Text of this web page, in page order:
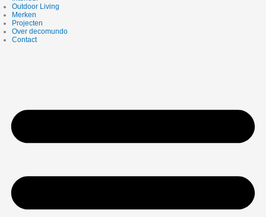
Outdoor Living
Merken
Projecten
Over decomundo
Contact